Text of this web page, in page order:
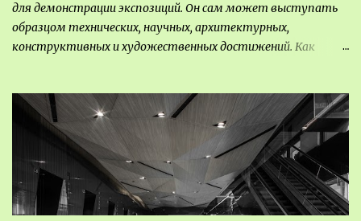
для демонстрации экспозиций. Он сам может выступать
образцом технических, научных, архитектурных,
конструктивных и художественных достижений. Как
универсальные тематические временные постоянные
передвижные стационарные Назначение выставочных
павильонов - показ экспозиции, с целью информации,
пропаганды, рекламы, внедрения новых технологий, обмен
опытом, привлечения внимания и т.д.